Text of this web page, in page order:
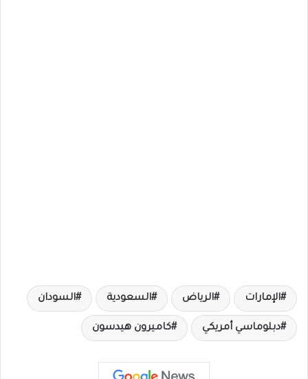
الإمارات الرياض السعودية السودان
دبلوماسي أمريكي كاميرون هيدسون